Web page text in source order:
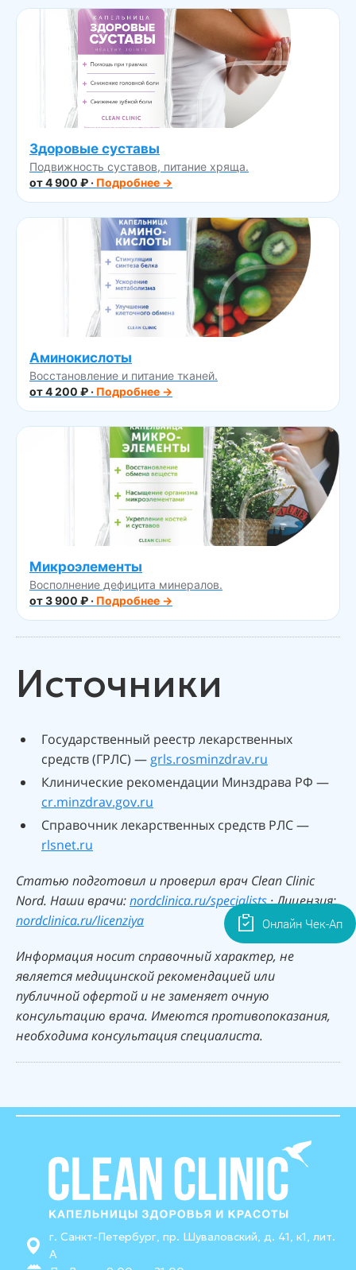
Здоровые суставы
Подвижность суставов, питание хряща.
от 4 900 ₽ · Подробнее →
Аминокислоты
Восстановление и питание тканей.
от 4 200 ₽ · Подробнее →
Микроэлементы
Восполнение дефицита минералов.
от 3 900 ₽ · Подробнее →
Источники
Государственный реестр лекарственных
средств (ГРЛС) — grls.rosminzdrav.ru
Клинические рекомендации Минздрава РФ —
cr.minzdrav.gov.ru
Справочник лекарственных средств РЛС —
rlsnet.ru
Статью подготовил и проверил врач Clean Clinic
Nord. Наши врачи:nordclinica.ru/specialists· Лицензия:
nordclinica.ru/licenziya
Информация носит справочный характер, не
является медицинской рекомендацией или
публичной офертой и не заменяет очную
консультацию врача. Имеются противопоказания,
необходима консультация специалиста.
г. Санкт-Петербург, пр. Шуваловский, д. 41, к1, лит.
А
Онлайн Чек-Ап